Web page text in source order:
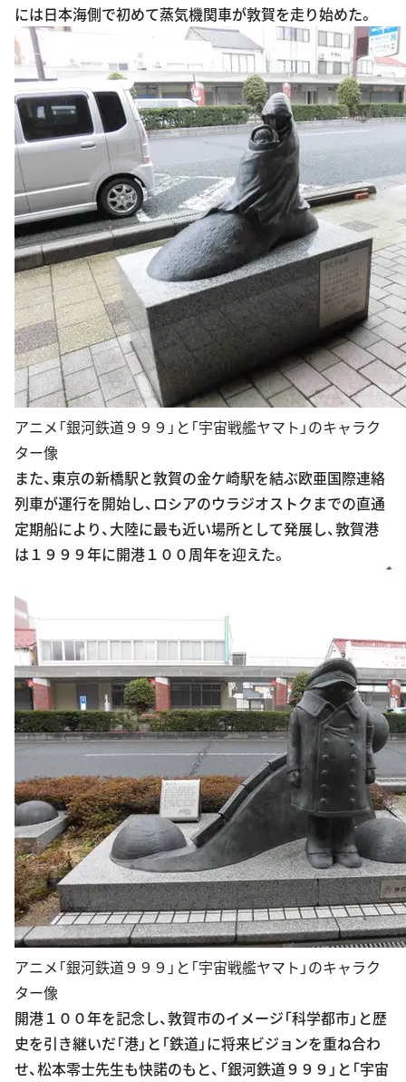
には日本海側で初めて蒸気機関車が敦賀を走り始めた。
アニメ「銀河鉄道９９９」と「宇宙戦艦ヤマト」のキャラク
ター像
また、東京の新橋駅と敦賀の金ケ崎駅を結ぶ欧亜国際連絡
列車が運行を開始し、ロシアのウラジオストクまでの直通
定期船により、大陸に最も近い場所として発展し、敦賀港
は１９９９年に開港１００周年を迎えた。
アニメ「銀河鉄道９９９」と「宇宙戦艦ヤマト」のキャラク
ター像
開港１００年を記念し、敦賀市のイメージ「科学都市」と歴
史を引き継いだ「港」と「鉄道」に将来ビジョンを重ね合わ
せ、松本零士先生も快諾のもと、「銀河鉄道９９９」と「宇宙